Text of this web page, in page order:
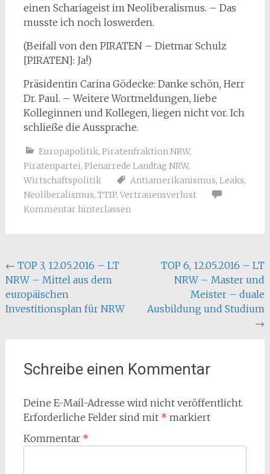
einen Schariageist im Neoliberalismus. – Das
musste ich noch loswerden.
(Beifall von den PIRATEN – Dietmar Schulz
[PIRATEN]: Ja!)
Präsidentin Carina Gödecke: Danke schön, Herr
Dr. Paul. – Weitere Wortmeldungen, liebe
Kolleginnen und Kollegen, liegen nicht vor. Ich
schließe die Aussprache.
Europapolitik, Piratenfraktion NRW,
Piratenpartei, Plenarrede Landtag NRW,
Wirtschaftspolitik
Antiamerikanismus, Leaks,
Neoliberalismus, TTIP, Vertrauensverlust
Kommentar hinterlassen
Beitragsnavigation
← TOP 3, 12.05.2016 – LT
NRW – Mittel aus dem
europäischen
Investitionsplan für NRW
TOP 6, 12.05.2016 – LT
NRW – Master und
Meister – duale
Ausbildung und Studium
→
Schreibe einen Kommentar
Deine E-Mail-Adresse wird nicht veröffentlicht.
Erforderliche Felder sind mit * markiert
Kommentar *